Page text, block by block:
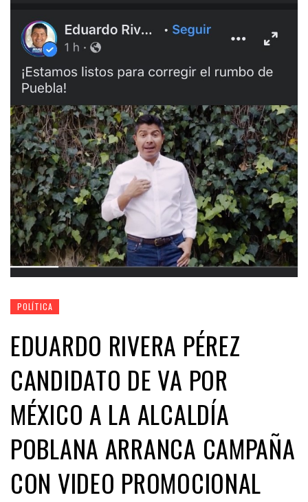
POLÍTICA
EDUARDO RIVERA PÉREZ
CANDIDATO DE VA POR
MÉXICO A LA ALCALDÍA
POBLANA ARRANCA CAMPAÑA
CON VIDEO PROMOCIONAL